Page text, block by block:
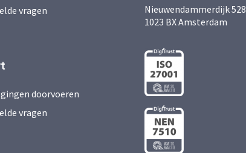
vragen
doorvoeren
vragen
Nieuwendammerdijk 528
1023 BX Amsterdam